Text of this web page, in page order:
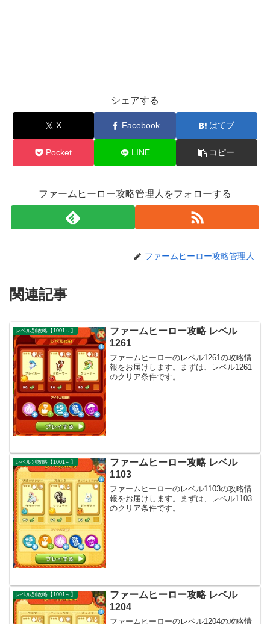
シェアする
X Facebook はてブ
Pocket LINE コピー
ファームヒーロー攻略管理人をフォローする
ファームヒーロー攻略管理人
関連記事
レベル別攻略【1001～】
ファームヒーロー攻略 レベル
1261
ファームヒーローのレベル1261の攻略情
報をお届けします。まずは、レベル1261
のクリア条件です。
レベル別攻略【1001～】
ファームヒーロー攻略 レベル
1103
ファームヒーローのレベル1103の攻略情
報をお届けします。まずは、レベル1103
のクリア条件です。
レベル別攻略【1001～】
ファームヒーロー攻略 レベル
1204
ファームヒーローのレベル1204の攻略情